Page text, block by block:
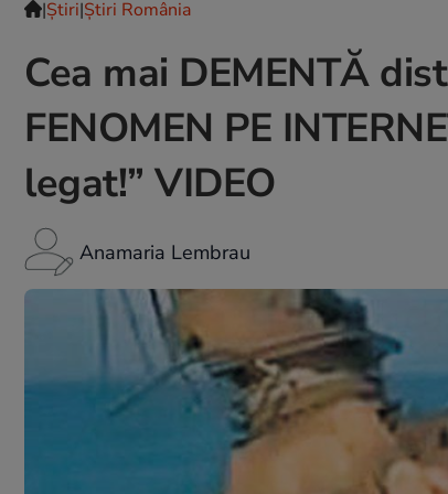
|Ştiri|Știri România
Cea mai DEMENTĂ
FENOMEN PE
legat!” VIDEO
Anamaria Lembrau